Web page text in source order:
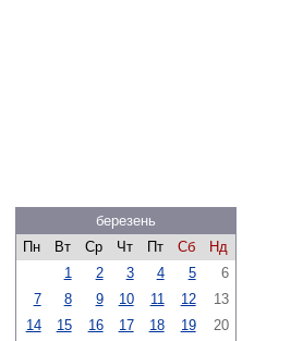
березень
Пн
Вт Ср Чт Пт Сб
Нд
1
2 3 4 5
6
7
8 9 10 11 12
13
14
15 16 17 18 19
20